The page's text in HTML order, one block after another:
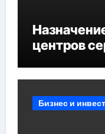
центров
Бизнес и